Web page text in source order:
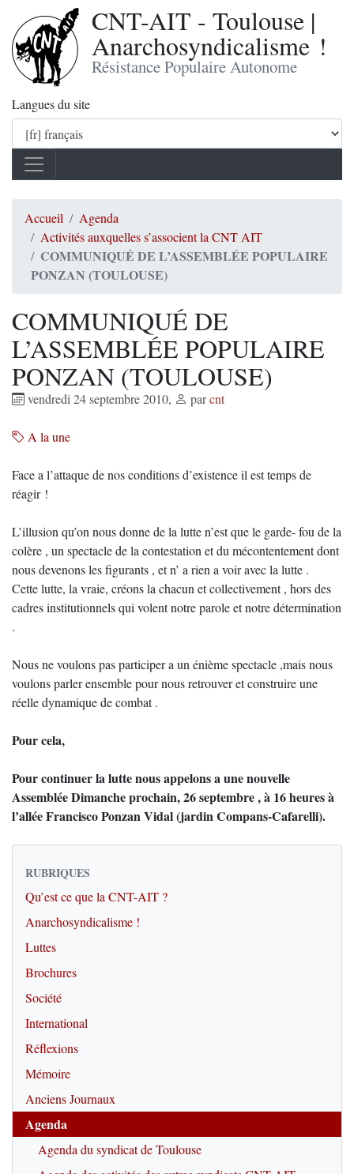
CNT-AIT - Toulouse |
Anarchosyndicalisme !
Résistance Populaire Autonome
Langues du site
Accueil
Agenda
Activités auxquelles s’associent la CNT AIT
COMMUNIQUÉ DE L’ASSEMBLÉE POPULAIRE
PONZAN (TOULOUSE)
COMMUNIQUÉ DE
L’ASSEMBLÉE POPULAIRE
PONZAN (TOULOUSE)
vendredi 24 septembre 2010, parcnt
A la une
Face a l’attaque de nos conditions d’existence il est temps de
réagir !
L’illusion qu’on nous donne de la lutte n’est que le garde- fou de la
colère , un spectacle de la contestation et du mécontentement dont
nous devenons les figurants , et n’ a rien a voir avec la lutte .
Cette lutte, la vraie, créons la chacun et collectivement , hors des
cadres institutionnels qui volent notre parole et notre détermination
.
Nous ne voulons pas participer a un énième spectacle ,mais nous
voulons parler ensemble pour nous retrouver et construire une
réelle dynamique de combat .
Pour cela,
Pour continuer la lutte nous appelons a une nouvelle
Assemblée Dimanche prochain, 26 septembre , à 16 heures à
l’allée Francisco Ponzan Vidal (jardin Compans-Cafarelli).
RUBRIQUES
Qu’est ce que la CNT-AIT ?
Anarchosyndicalisme !
Luttes
Brochures
Société
International
Réflexions
Mémoire
Anciens Journaux
Agenda
Agenda du syndicat de Toulouse